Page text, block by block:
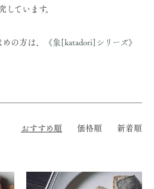
ています。
の方は、
《象[katadori]シリーズ》
おすすめ順 価格順 新着順